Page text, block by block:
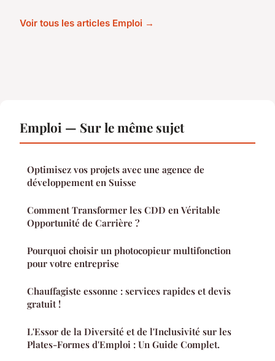
Voir tous les articles Emploi →
Emploi — Sur le même sujet
Optimisez vos projets avec une agence de
développement en Suisse
Comment Transformer les CDD en Véritable
Opportunité de Carrière ?
Pourquoi choisir un photocopieur multifonction
pour votre entreprise
Chauffagiste essonne : services rapides et devis
gratuit !
L'Essor de la Diversité et de l'Inclusivité sur les
Plates-Formes d'Emploi : Un Guide Complet.